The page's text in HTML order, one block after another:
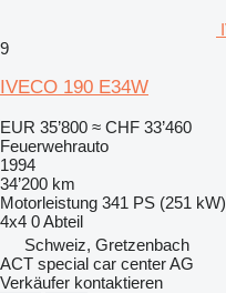
9
IVECO 190 E34W
EUR 35’800 ≈ CHF 33’460
Feuerwehrauto
1994
34’200 km
Motorleistung 341 PS (251 kW)
4x4 0 Abteil
Schweiz, Gretzenbach
ACT special car center AG
Verkäufer kontaktieren